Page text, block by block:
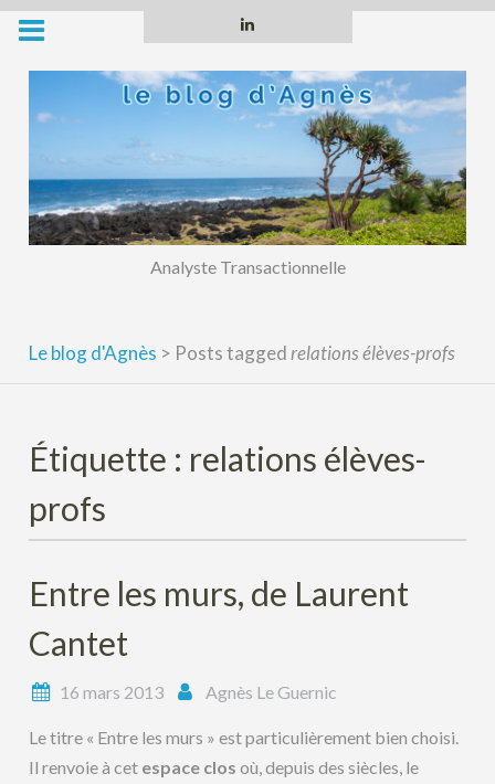
Skip
content
Analyste Transactionnelle
Le blog d'Agnès > Posts taggedrelations élèves-profs
Étiquette : relations élèves-
profs
Entre les murs, de Laurent
Cantet
16 mars 2013 Agnès Le Guernic
Le titre « Entre les murs » est particulièrement bien choisi.
Il renvoie à cet espace clos où, depuis des siècles, le